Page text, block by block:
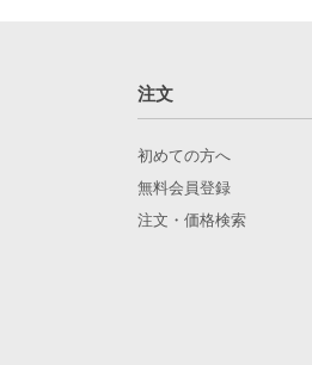
注文
初めての方へ
無料会員登録
注文・価格検索